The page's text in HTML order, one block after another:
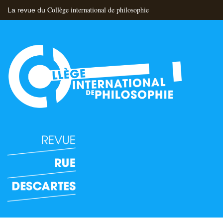
La revue du Collège international de philosophie